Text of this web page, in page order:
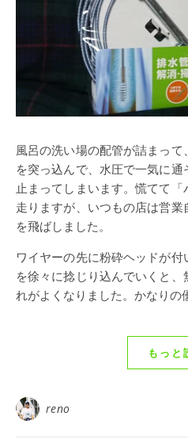
風呂の洗い場の配管が詰まって、汚水があふれだし、ホース
を突っ込んで、水圧で一気に
止まってしまいます。慌てて
走りますが、いつもの店は営
を飛ばしました。
ワイヤーの先に粉砕ヘッドが
を徐々に捻じり込んでいくと
れがよくなりました。かなりの
もっと
reno